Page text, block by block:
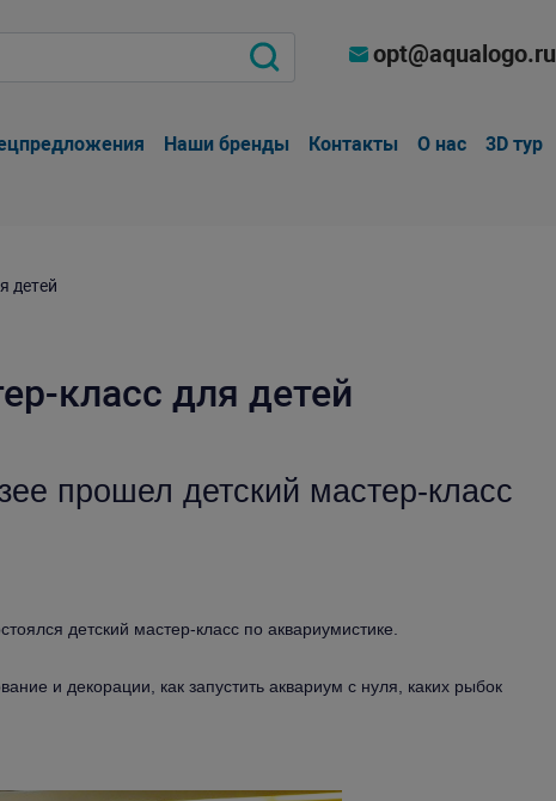
opt@aqualogo.ru
Наши бренды Контакты О нас 3D тур
детей
класс для детей
прошел детский мастер-класс
детский мастер-класс по аквариумистике.
и декорации, как запустить аквариум с нуля, каких рыбок